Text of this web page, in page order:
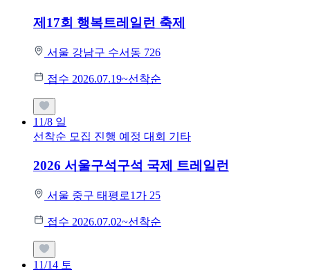
제17회 행복트레일런 축제
서울 강남구 수서동 726
접수 2026.07.19~선착순
11/8 일
선착순 모집 진행 예정 대회 기타
2026 서울구석구석 국제 트레일런
서울 중구 태평로1가 25
접수 2026.07.02~선착순
11/14 토